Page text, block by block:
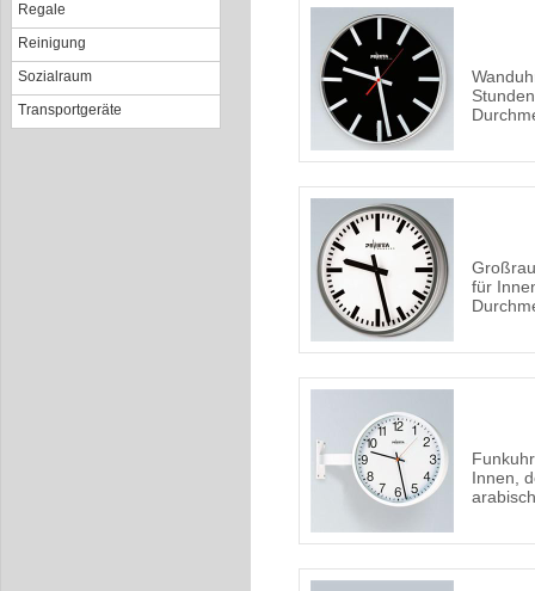
Regale
Reinigung
Sozialraum
Transportgeräte
für
Innen,